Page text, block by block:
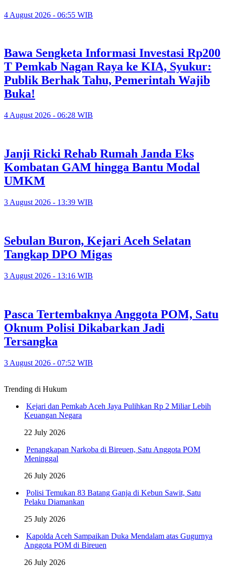
4 August 2026 - 06:55 WIB
Bawa Sengketa Informasi Investasi Rp200
T Pemkab Nagan Raya ke KIA, Syukur:
Publik Berhak Tahu, Pemerintah Wajib
Buka!
4 August 2026 - 06:28 WIB
Janji Ricki Rehab Rumah Janda Eks
Kombatan GAM hingga Bantu Modal
UMKM
3 August 2026 - 13:39 WIB
Sebulan Buron, Kejari Aceh Selatan
Tangkap DPO Migas
3 August 2026 - 13:16 WIB
Pasca Tertembaknya Anggota POM, Satu
Oknum Polisi Dikabarkan Jadi
Tersangka
3 August 2026 - 07:52 WIB
Trending di Hukum
Kejari dan Pemkab Aceh Jaya Pulihkan Rp 2 Miliar Lebih
Keuangan Negara
22 July 2026
Penangkapan Narkoba di Bireuen, Satu Anggota POM
Meninggal
26 July 2026
Polisi Temukan 83 Batang Ganja di Kebun Sawit, Satu
Pelaku Diamankan
25 July 2026
Kapolda Aceh Sampaikan Duka Mendalam atas Gugurnya
Anggota POM di Bireuen
26 July 2026